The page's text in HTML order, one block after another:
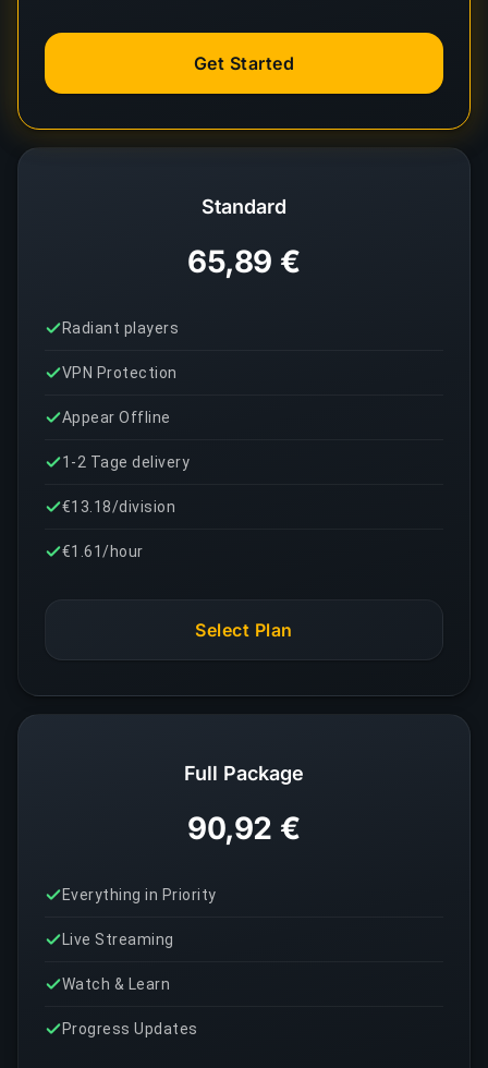
Standard
65,89 €
Radiant players
VPN Protection
Appear Offline
1-2 Tage delivery
€13.18/division
€1.61/hour
Select Plan
Get Started
Full Package
90,92 €
Everything in Priority
Live Streaming
Watch & Learn
Progress Updates